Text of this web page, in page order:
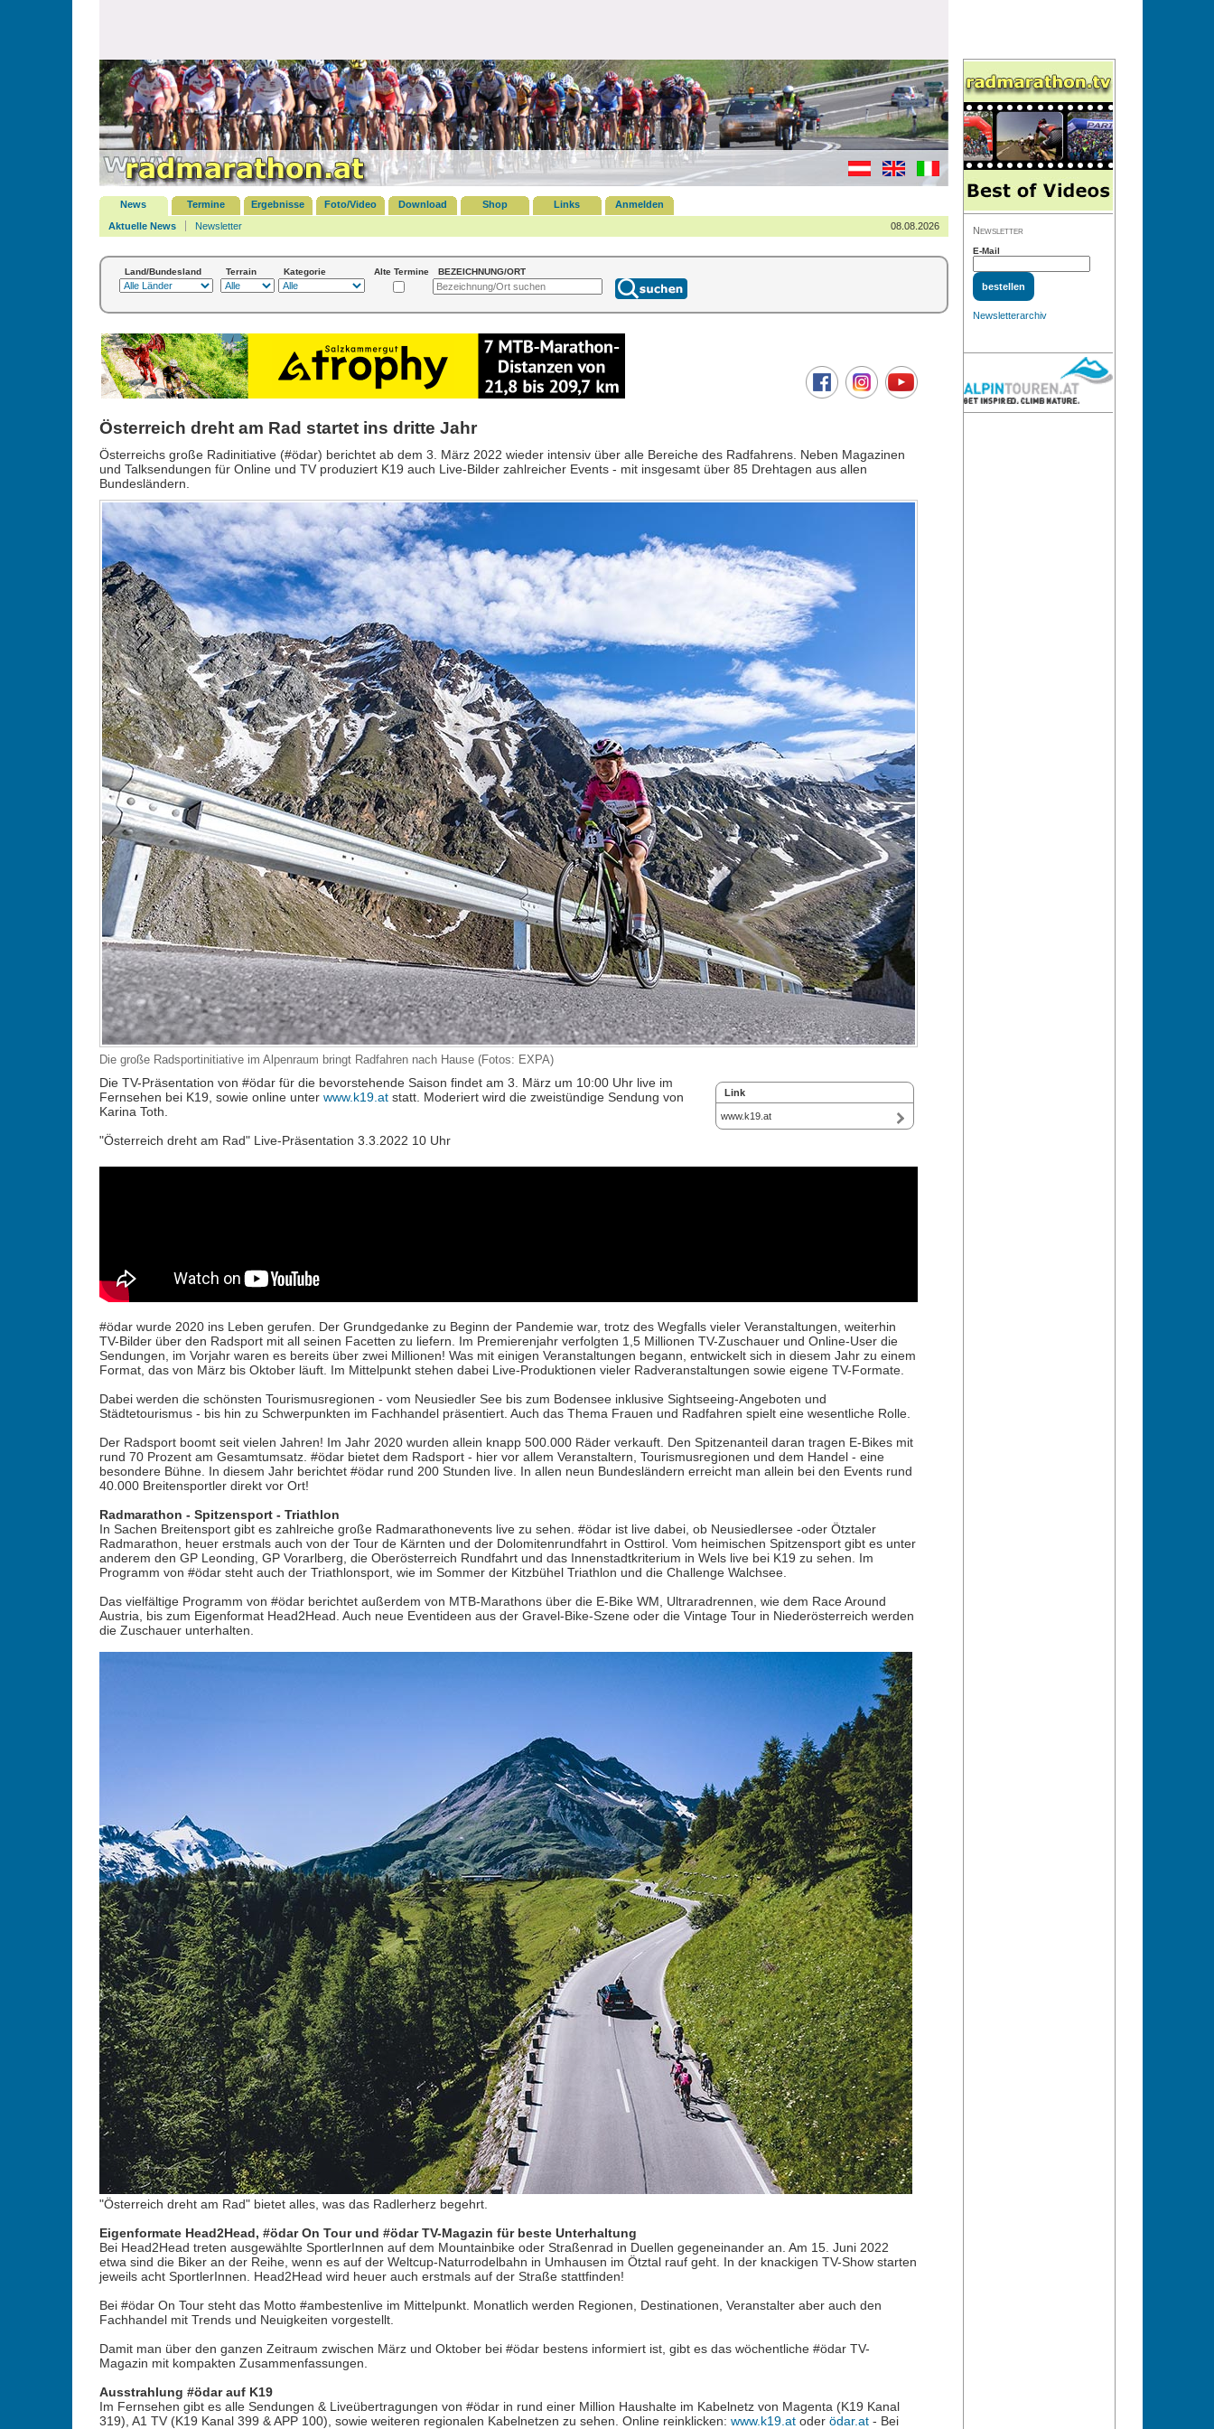
News Termine Ergebnisse Foto/Video Download Shop Links
Anmelden
Aktuelle News
Newsletter 08.08.2026
Land/Bundesland Terrain Kategorie Alte Termine BEZEICHNUNG/ORT
Österreich dreht am Rad startet ins dritte Jahr
Österreichs große Radinitiative (#ödar) berichtet ab dem 3. März 2022 wieder intensiv über alle Bereiche des Radfahrens. Neben Magazinen
und Talksendungen für Online und TV produziert K19 auch Live-Bilder zahlreicher Events - mit insgesamt über 85 Drehtagen aus allen
Bundesländern.
Die große Radsportinitiative im Alpenraum bringt Radfahren nach Hause (Fotos: EXPA)
Link
www.k19.at
Die TV-Präsentation von #ödar für die bevorstehende Saison findet am 3. März um 10:00 Uhr live im
Fernsehen bei K19, sowie online unter www.k19.atstatt. Moderiert wird die zweistündige Sendung von
Karina Toth.
"Österreich dreht am Rad" Live-Präsentation 3.3.2022 10 Uhr
#ödar wurde 2020 ins Leben gerufen. Der Grundgedanke zu Beginn der Pandemie war, trotz des Wegfalls vieler Veranstaltungen, weiterhin
TV-Bilder über den Radsport mit all seinen Facetten zu liefern. Im Premierenjahr verfolgten 1,5 Millionen TV-Zuschauer und Online-User die
Sendungen, im Vorjahr waren es bereits über zwei Millionen! Was mit einigen Veranstaltungen begann, entwickelt sich in diesem Jahr zu einem
Format, das von März bis Oktober läuft. Im Mittelpunkt stehen dabei Live-Produktionen vieler Radveranstaltungen sowie eigene TV-Formate.
Dabei werden die schönsten Tourismusregionen - vom Neusiedler See bis zum Bodensee inklusive Sightseeing-Angeboten und
Städtetourismus - bis hin zu Schwerpunkten im Fachhandel präsentiert. Auch das Thema Frauen und Radfahren spielt eine wesentliche Rolle.
Der Radsport boomt seit vielen Jahren! Im Jahr 2020 wurden allein knapp 500.000 Räder verkauft. Den Spitzenanteil daran tragen E-Bikes mit
rund 70 Prozent am Gesamtumsatz. #ödar bietet dem Radsport - hier vor allem Veranstaltern, Tourismusregionen und dem Handel - eine
besondere Bühne. In diesem Jahr berichtet #ödar rund 200 Stunden live. In allen neun Bundesländern erreicht man allein bei den Events rund
40.000 Breitensportler direkt vor Ort!
Radmarathon - Spitzensport - Triathlon
In Sachen Breitensport gibt es zahlreiche große Radmarathonevents live zu sehen. #ödar ist live dabei, ob Neusiedlersee -oder Ötztaler
Radmarathon, heuer erstmals auch von der Tour de Kärnten und der Dolomitenrundfahrt in Osttirol. Vom heimischen Spitzensport gibt es unter
anderem den GP Leonding, GP Vorarlberg, die Oberösterreich Rundfahrt und das Innenstadtkriterium in Wels live bei K19 zu sehen. Im
Programm von #ödar steht auch der Triathlonsport, wie im Sommer der Kitzbühel Triathlon und die Challenge Walchsee.
Das vielfältige Programm von #ödar berichtet außerdem von MTB-Marathons über die E-Bike WM, Ultraradrennen, wie dem Race Around
Austria, bis zum Eigenformat Head2Head. Auch neue Eventideen aus der Gravel-Bike-Szene oder die Vintage Tour in Niederösterreich werden
die Zuschauer unterhalten.
"Österreich dreht am Rad" bietet alles, was das Radlerherz begehrt.
Eigenformate Head2Head, #ödar On Tour und #ödar TV-Magazin für beste Unterhaltung
Bei Head2Head treten ausgewählte SportlerInnen auf dem Mountainbike oder Straßenrad in Duellen gegeneinander an. Am 15. Juni 2022
etwa sind die Biker an der Reihe, wenn es auf der Weltcup-Naturrodelbahn in Umhausen im Ötztal rauf geht. In der knackigen TV-Show starten
jeweils acht SportlerInnen. Head2Head wird heuer auch erstmals auf der Straße stattfinden!
Bei #ödar On Tour steht das Motto #ambestenlive im Mittelpunkt. Monatlich werden Regionen, Destinationen, Veranstalter aber auch den
Fachhandel mit Trends und Neuigkeiten vorgestellt.
Damit man über den ganzen Zeitraum zwischen März und Oktober bei #ödar bestens informiert ist, gibt es das wöchentliche #ödar TV-
Magazin mit kompakten Zusammenfassungen.
Ausstrahlung #ödar auf K19
Im Fernsehen gibt es alle Sendungen & Liveübertragungen von #ödar in rund einer Million Haushalte im Kabelnetz von Magenta (K19 Kanal
319), A1 TV (K19 Kanal 399 & APP 100), sowie weiteren regionalen Kabelnetzen zu sehen. Online reinklicken: www.k19.atoder ödar.at- Bei
Newsletter
E-Mail
Newsletterarchiv